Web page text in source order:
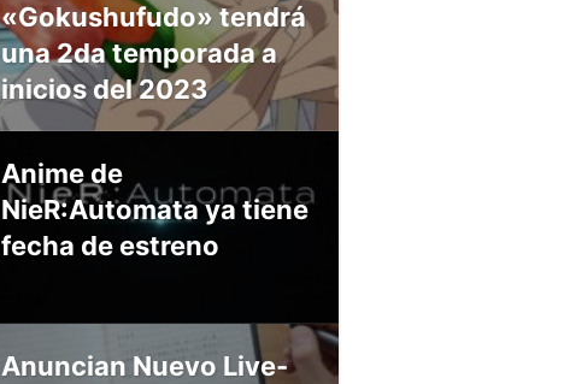
«Gokushufudo» tendrá
una 2da temporada a
inicios del 2023
Anime de
NieR:Automata ya tiene
fecha de estreno
Anuncian Nuevo Live-